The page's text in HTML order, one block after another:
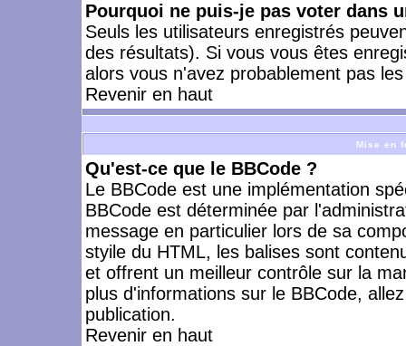
Pourquoi ne puis-je pas voter dans
Seuls les utilisateurs enregistrés
des résultats). Si vous vous êtes
alors vous n'avez probablement pas
Revenir en haut
Mise en
Qu'est-ce que le BBCode ?
Le BBCode est une implémentation
BBCode est déterminée par
message en particulier lors de sa
styile du HTML, les balises sont
et offrent un meilleur contrôle sur la
plus d'informations sur le BBCode,
publication.
Revenir en haut